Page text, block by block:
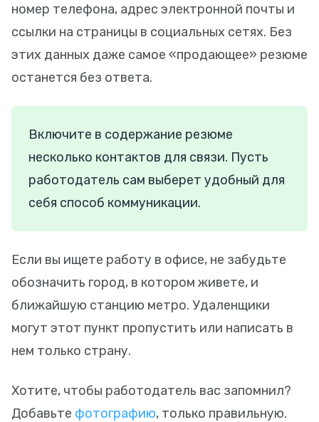
номер телефона, адрес электронной почты и
ссылки на страницы в социальных сетях. Без
этих данных даже самое «продающее» резюме
останется без ответа.
Включите в содержание резюме
несколько контактов для связи. Пусть
работодатель сам выберет удобный для
себя способ коммуникации.
Если вы ищете работу в офисе, не забудьте
обозначить город, в котором живете, и
ближайшую станцию метро. Удаленщики
могут этот пункт пропустить или написать в
нем только страну.
Хотите, чтобы работодатель вас запомнил?
Добавьте фотографию, только правильную.